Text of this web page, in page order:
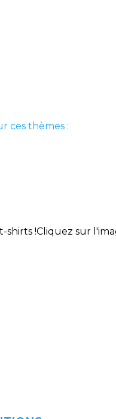
ces thèmes :
shirts !Cliquez sur